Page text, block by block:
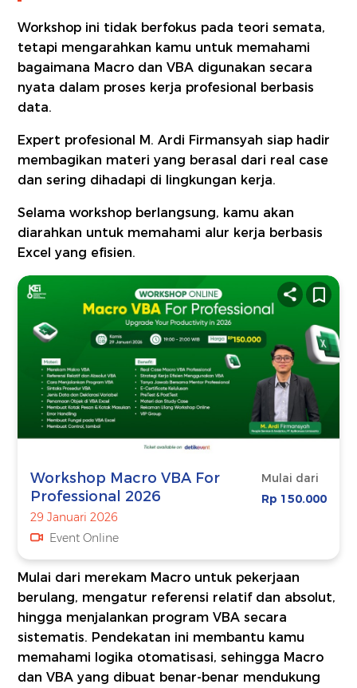
Workshop ini tidak berfokus pada teori semata,
tetapi mengarahkan kamu untuk memahami
bagaimana Macro dan VBA digunakan secara
nyata dalam proses kerja profesional berbasis
data.
Expert profesional M. Ardi Firmansyah siap hadir
membagikan materi yang berasal dari real case
dan sering dihadapi di lingkungan kerja.
Selama workshop berlangsung, kamu akan
diarahkan untuk memahami alur kerja berbasis
Excel yang efisien.
Workshop Macro VBA For
Professional 2026
29 Januari 2026
Event Online
Mulai dari
Rp 150.000
Mulai dari merekam Macro untuk pekerjaan
berulang, mengatur referensi relatif dan absolut,
hingga menjalankan program VBA secara
sistematis. Pendekatan ini membantu kamu
memahami logika otomatisasi, sehingga Macro
dan VBA yang dibuat benar-benar mendukung